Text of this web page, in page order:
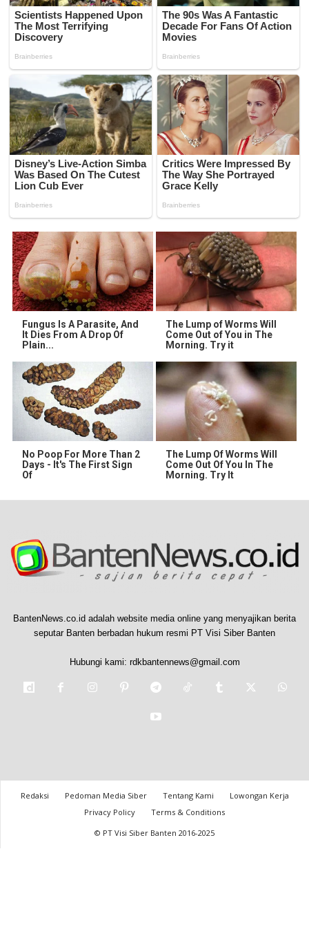
Fungus Is A Parasite, And
It Dies From A Drop Of
Plain...
The Lump of Worms Will
Come Out of You in The
Morning. Try it
No Poop For More Than 2
Days - It's The First Sign
Of
The Lump Of Worms Will
Come Out Of You In The
Morning. Try It
BantenNews.co.id adalah website media online yang menyajikan berita
seputar Banten berbadan hukum resmi PT Visi Siber Banten
Hubungi kami: rdkbantennews@gmail.com
Redaksi Pedoman Media Siber Tentang Kami
Lowongan Kerja
Privacy Policy
Terms & Conditions
© PT Visi Siber Banten 2016-2025